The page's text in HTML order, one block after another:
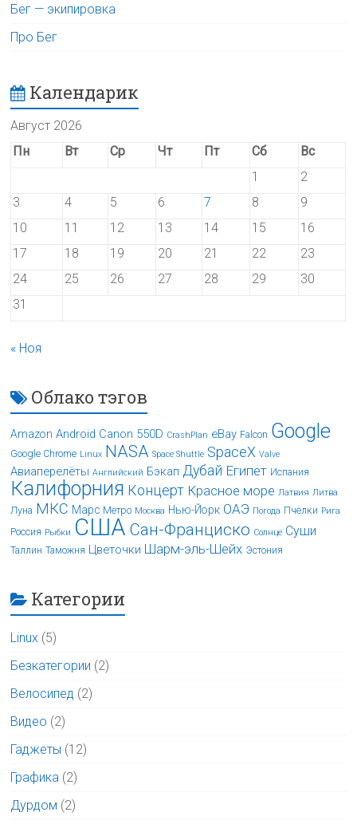
Бег — экипировка
Про Бег
Календарик
Август 2026
Пн
Вт Ср Чт Пт Сб
Вс
1
2
3
4 5 6 7 8
9
10
11 12 13 14 15
16
17
18 19 20 21 22
23
24
25 26 27 28 29
30
31
« Ноя
Облако тэгов
Amazon Android Canon 550D CrashPlan eBay Falcon Google
Google Chrome Linux NASA Space Shuttle SpaceX Valve
Авиаперелёты Английский Бэкап Дубай Египет Испания
Калифорния Концерт Красное море Латвия Литва
Луна МКС Марс Метро Москва Нью-Йорк ОАЭ Погода Пчёлки Рига
Россия Рыбки США Сан-Франциско Солнце Суши
Таллин Таможня Цветочки Шарм-эль-Шейх Эстония
Категории
Linux (5)
Безкатегории (2)
Велосипед (2)
Видео (2)
Гаджеты (12)
Графика (2)
Дурдом (2)